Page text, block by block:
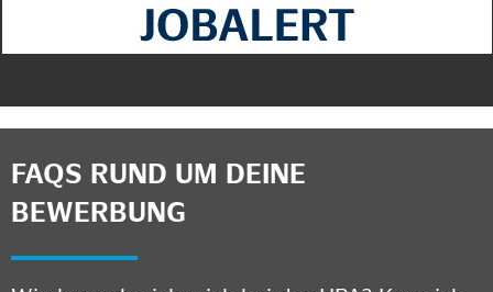
FAQS RUND UM DEINE
BEWERBUNG